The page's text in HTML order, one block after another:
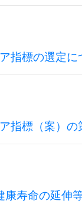
指標の選定に
指標（案）の
康寿命の延